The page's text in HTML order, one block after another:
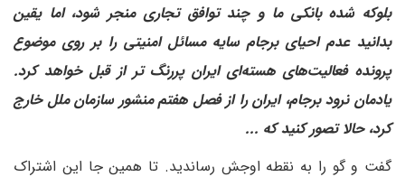
بلوکه شده بانکی ما و چند توافق تجاری منجر شود، اما یقین
بدانید عدم احیای برجام سایه مسائل امنیتی را بر روی موضوع
پرونده فعالیت‌های هسته‌ای ایران پررنگ تر از قبل خواهد کرد.
یادمان نرود برجام، ایران را از فصل هفتم منشور سازمان ملل خارج
کرد، حالا تصور کنید که ...
گفت و گو را به نقطه اوجش رساندید. تا همین جا این اشتراک